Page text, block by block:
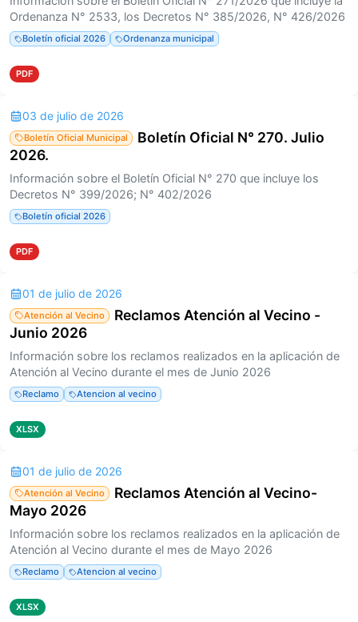
Ordenanza N° 2533, los Decretos N° 385/2026, N° 426/2026
Boletín oficial 2026 Ordenanza municipal
PDF
03 de julio de 2026
Boletín Oficial Municipal
Boletín Oficial N° 270. Julio
2026.
Información sobre el Boletín Oficial N° 270 que incluye los
Decretos N° 399/2026; N° 402/2026
Boletín oficial 2026
PDF
01 de julio de 2026
Atención al Vecino
Reclamos Atención al Vecino -
Junio 2026
Información sobre los reclamos realizados en la aplicación de
Atención al Vecino durante el mes de Junio 2026
Reclamo Atencion al vecino
XLSX
01 de julio de 2026
Atención al Vecino
Reclamos Atención al Vecino-
Mayo 2026
Información sobre los reclamos realizados en la aplicación de
Atención al Vecino durante el mes de Mayo 2026
Reclamo Atencion al vecino
XLSX